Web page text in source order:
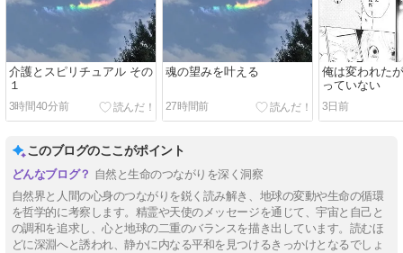
介護とスピリチュアル その
１
3時間40分前
魂の望みを叶える
27時間前
俺は変われた
っていない
3日前
このブログのここがポイント
自然と生命のつながりを深く洞察
自然界と人間の心身のつながりを鋭く読み解き、地球の変動や生命の循環
を哲学的に考察します。精霊や天使のメッセージを通じて、宇宙と自己と
の調和を追求し、心と地球の二重のバランスを描き出しています。読むほ
どに深淵へと誘われ、静かに内なる平和を見つけるきっかけとなるでしょ